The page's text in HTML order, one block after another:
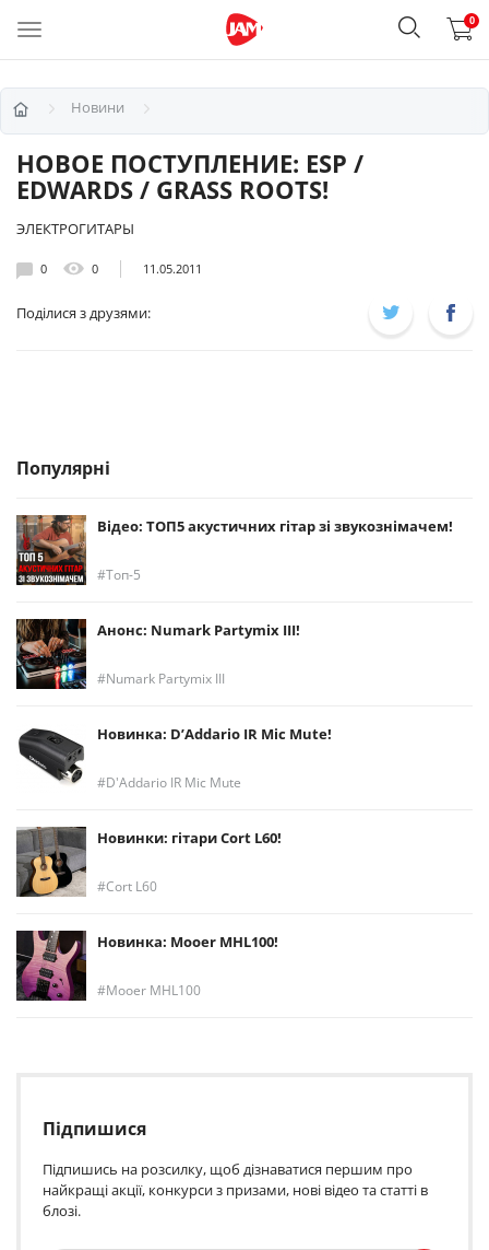
0
Новини
НОВОЕ ПОСТУПЛЕНИЕ: ESP /
EDWARDS / GRASS ROOTS!
ЭЛЕКТРОГИТАРЫ
0 0 11.05.2011
Поділися з друзями:
Популярні
Відео: ТОП5 акустичних гітар зі звукознімачем!
Топ-5
Анонс: Numark Partymix III!
Numark Partymix III
Новинка: D’Addario IR Mic Mute!
D'Addario IR Mic Mute
Новинки: гітари Cort L60!
Cort L60
Новинка: Mooer MHL100!
Mooer MHL100
Підпишися
Підпишись на розсилку, щоб дізнаватися першим про
найкращі акції, конкурси з призами, нові відео та статті в
блозі.